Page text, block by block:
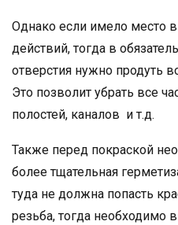
Однако если имело место
действий, тогда в
отверстия нужно продуть
Это позволит убрать все
полостей, каналов и т.д.
Также перед покраской
более тщательная
туда не должна попасть
резьба, тогда необходимо